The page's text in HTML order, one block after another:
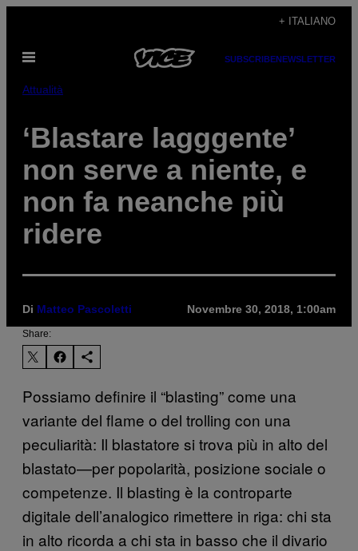
contenuto
+ ITALIANO
Apri
SUBSCRIBENEWSLETTER
Attualità
‘Blastare lagggente’
non serve a niente, e
non fa neanche più
ridere
Di Matteo Pascoletti Novembre 30, 2018, 1:00am
Share:
Possiamo definire il “blasting” come una
variante del flame o del trolling con una
peculiarità: Il blastatore si trova più in alto del
blastato—per popolarità, posizione sociale o
competenze. Il blasting è la controparte
digitale dell’analogico rimettere in riga: chi sta
in alto ricorda a chi sta in basso che il divario